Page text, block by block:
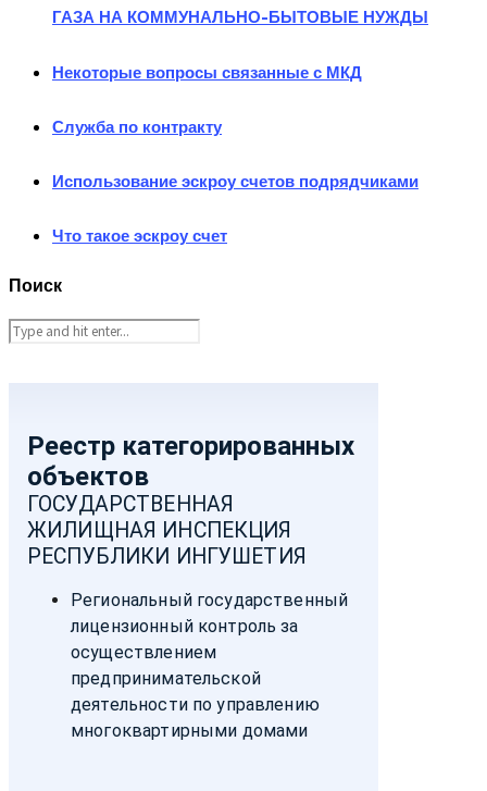
ГАЗА НА КОММУНАЛЬНО-БЫТОВЫЕ НУЖДЫ
Некоторые вопросы связанные с МКД
Служба по контракту
Использование эскроу счетов подрядчиками
Что такое эскроу счет
Поиск